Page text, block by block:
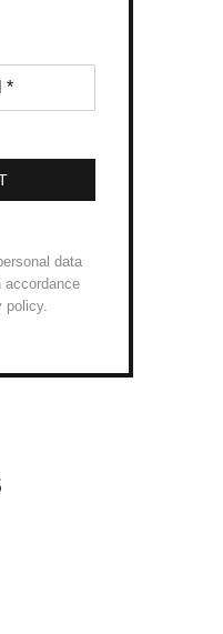
data
accordance
policy.